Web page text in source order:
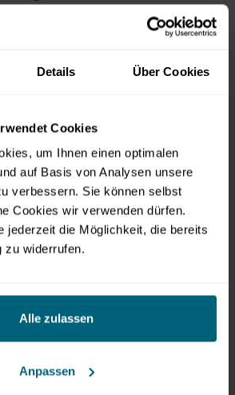
Details Über Cookies
Cookies
um Ihnen einen optimalen
auf Basis von Analysen unsere
verbessern. Sie können selbst
Cookies wir verwenden dürfen.
jederzeit die Möglichkeit, die bereits
zu widerrufen.
Alle zulassen
Anpassen
wird erstmals der Garten des
Bühne gekürt. Die bewährten Küren
des Jahres 2017 sowie zum
2017 der Salzburger Gärtner und
Flower Power bieten die
der Floristen ist
– von Hochzeitstafeln über
Kategorien an. Beim